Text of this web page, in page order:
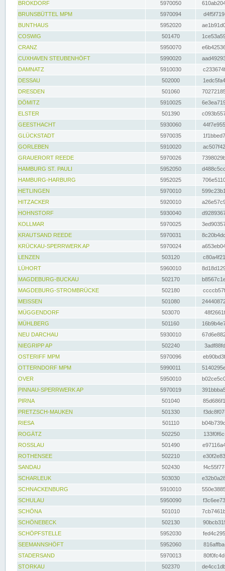
BROKDORF
5970050
BRUNSBÜTTEL MPM
5970094
BUNTHAUS
5952020
COSWIG
501470
CRANZ
5950070
CUXHAVEN STEUBENHÖFT
5990020
DAMNATZ
5910030
DESSAU
502000
DRESDEN
501060
DÖMITZ
5910025
ELSTER
501390
GEESTHACHT
5930060
GLÜCKSTADT
5970035
GORLEBEN
5910020
GRAUERORT REEDE
5970026
HAMBURG ST. PAULI
5952050
HAMBURG-HARBURG
5952025
HETLINGEN
5970010
HITZACKER
5920010
HOHNSTORF
5930040
KOLLMAR
5970025
KRAUTSAND REEDE
5970031
KRÜCKAU-SPERRWERK AP
5970024
LENZEN
503120
LÜHORT
5960010
MAGDEBURG-BUCKAU
502170
MAGDEBURG-STROMBRÜCKE
502180
MEISSEN
501080
MÜGGENDORF
503070
MÜHLBERG
501160
NEU DARCHAU
5930010
NIEGRIPP AP
502240
OSTERIFF MPM
5970096
OTTERNDORF MPM
5990011
OVER
5950010
PINNAU-SPERRWERK AP
5970019
PIRNA
501040
PRETZSCH-MAUKEN
501330
RIESA
501110
ROGÄTZ
502250
ROSSLAU
501490
ROTHENSEE
502210
SANDAU
502430
SCHARLEUK
503030
SCHNACKENBURG
5910010
SCHULAU
5950090
SCHÖNA
501010
SCHÖNEBECK
502130
SCHÖPFSTELLE
5952030
SEEMANNSHÖFT
5952060
STADERSAND
5970013
STORKAU
502370